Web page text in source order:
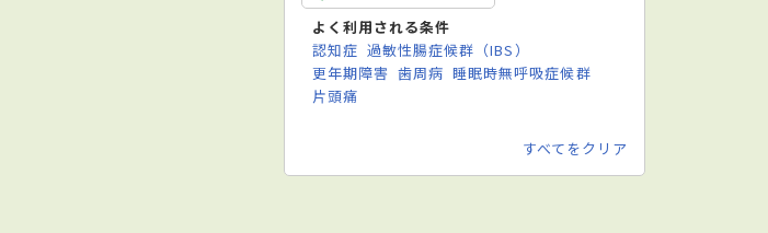
よく利用される条件
認知症 過敏性腸症候群（IBS）
更年期障害 歯周病 睡眠時無呼吸症候群
片頭痛
すべてをクリア